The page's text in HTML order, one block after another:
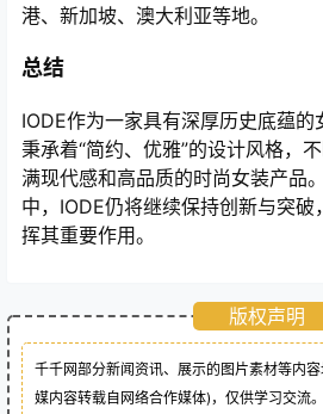
港、新加坡、澳大利亚等地。
总结
IODE作为一家具有深厚历史底蕴
秉承着“简约、优雅”的设计风格，
满现代感和高品质的时尚女装产品
中，IODE仍将继续保持创新与突
挥其重要作用。
版权声明
千千网部分新闻资讯、展示的图片素材等内
媒内容转载自网络合作媒体)，仅供学习交流